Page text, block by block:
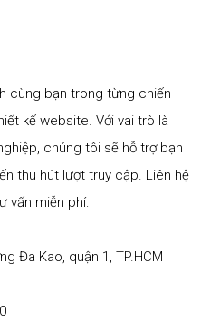
cùng bạn trong từng chiến
kế website. Với vai trò là
chúng tôi sẽ hỗ trợ bạn
thu hút lượt truy cập. Liên hệ
vấn miễn phí:
Đa Kao, quận 1, TP.HCM